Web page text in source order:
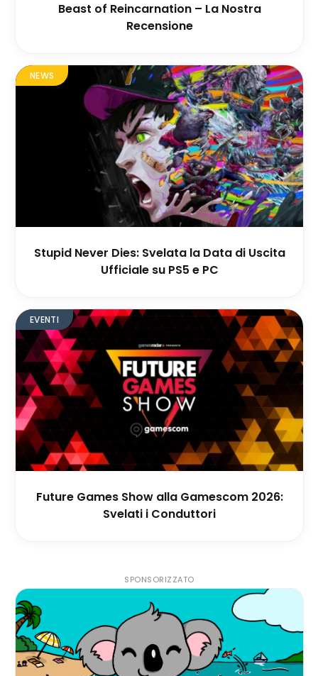
Beast of Reincarnation – La Nostra
Recensione
NEWS
Stupid Never Dies: Svelata la Data di Uscita
Ufficiale su PS5 e PC
EVENTI
Future Games Show alla Gamescom 2026:
Svelati i Conduttori
SPONSORIZZATO